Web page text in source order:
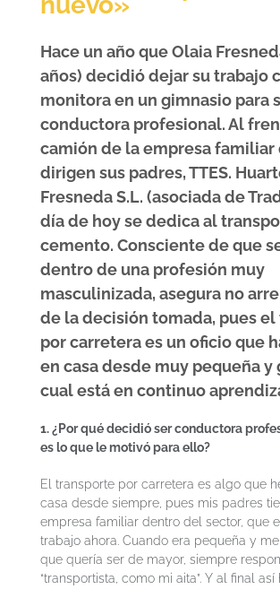
Hace un año que Olaia
años) decidió dejar su trabajo
monitora en un gimnasio para
conductora profesional. Al
camión de la empresa familiar
dirigen sus padres, TTES.
Fresneda S.L. (asociada de
día de hoy se dedica al
cemento. Consciente de que
dentro de una profesión muy
masculinizada, asegura no
de la decisión tomada, pues
por carretera es un oficio que
en casa desde muy pequeña y
cual está en continuo
1. ¿Por qué decidió ser conductora
es lo que le motivó para ello?
El transporte por carretera es algo que
casa desde siempre, pues mis padres
empresa familiar dentro del sector, que
trabajo ahora. Cuando era pequeña y
que quería ser de mayor, siempre
“transportista, como mi aita”. Y al final así